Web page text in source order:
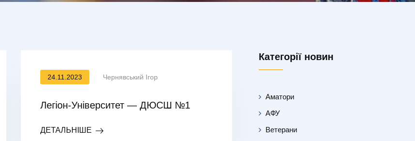
24.11.2023 Чернявський Ігор
Легіон-Університет — ДЮСШ №1
ДЕТАЛЬНІШЕ
Категорії новин
Аматори
АФУ
Ветерани